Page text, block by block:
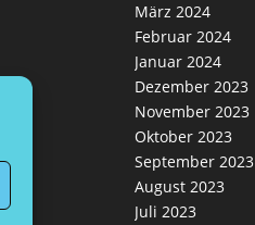
März 2024
Februar 2024
Januar 2024
Dezember 2023
November 2023
Oktober 2023
September 2023
August 2023
Juli 2023